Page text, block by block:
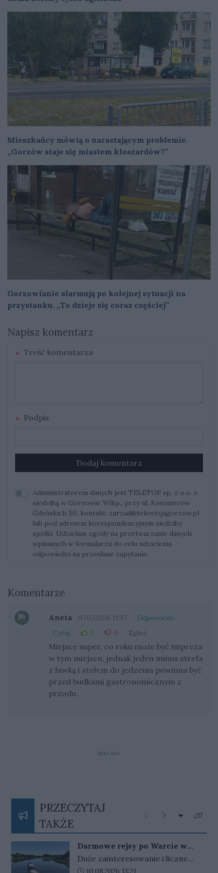
Mieszkańcy mówią o narastającym problemie.
„Gorzów staje się miastem kloszardów?”
Gorzowianie alarmują po kolejnej sytuacji na
przystanku. „To dzieje się coraz częściej”
Napisz komentarz
Treść komentarza
Podpis
Dodaj komentarz
Administratorem danych jest TELETOP sp. z o.o. z
siedzibą w Gorzowie Wlkp., przy ul. Kosynierów
Gdyńskich 50, kontakt: zarzad@telewizjagorzow.pl
lub pod adresem korespondencyjnym siedziby
spółki. Udzielam zgody na przetwarzanie danych
wpisanych w formularzu do celu udzielenia
odpowiedzi na przesłane zapytanie.
Komentarze
Aneta 07.07.2026 11:37
Odpowiedz
Cytuj
0 0 Zgłoś
Miejsce super, co roku może być impreza
w tym miejscu, jednak jeden minus strefa
z ławką i stołem do jedzenia powinna być
przed budkami gastronomicznym z
przodu.
REKLAMA
PRZECZYTAJ
TAKŻE
Poprzednie
Następne
Rozwiń
Kliknij
Darmowe rejsy po Warcie w
Gorzowie. Organizator ogłosił
dodatkowe terminy
Duże zainteresowanie i liczne
prośby mieszkańców sprawiły, że
Data dodania artykułu:
10.08.2026 13:21